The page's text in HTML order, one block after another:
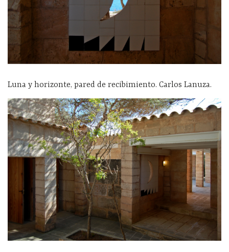
Luna y horizonte, pared de recibimiento. Carlos Lanuza.